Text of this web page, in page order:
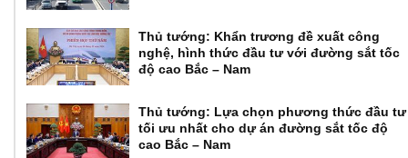
Thủ tướng: Khẩn trương đề xuất công
nghệ, hình thức đầu tư với đường sắt tốc
độ cao Bắc – Nam
Thủ tướng: Lựa chọn phương thức đầu tư
tối ưu nhất cho dự án đường sắt tốc độ
cao Bắc – Nam